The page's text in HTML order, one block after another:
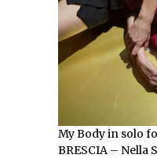
My Body in solo
BRESCIA – Nella